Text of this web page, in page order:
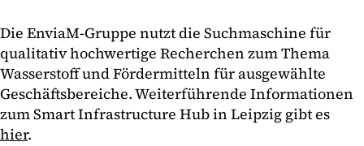
Die EnviaM-Gruppe nutzt die Suchmaschine für
qualitativ hochwertige Recherchen zum Thema
Wasserstoff und Fördermitteln für ausgewählte
Geschäftsbereiche. Weiterführende Informationen
zum Smart Infrastructure Hub in Leipzig gibt es
hier.